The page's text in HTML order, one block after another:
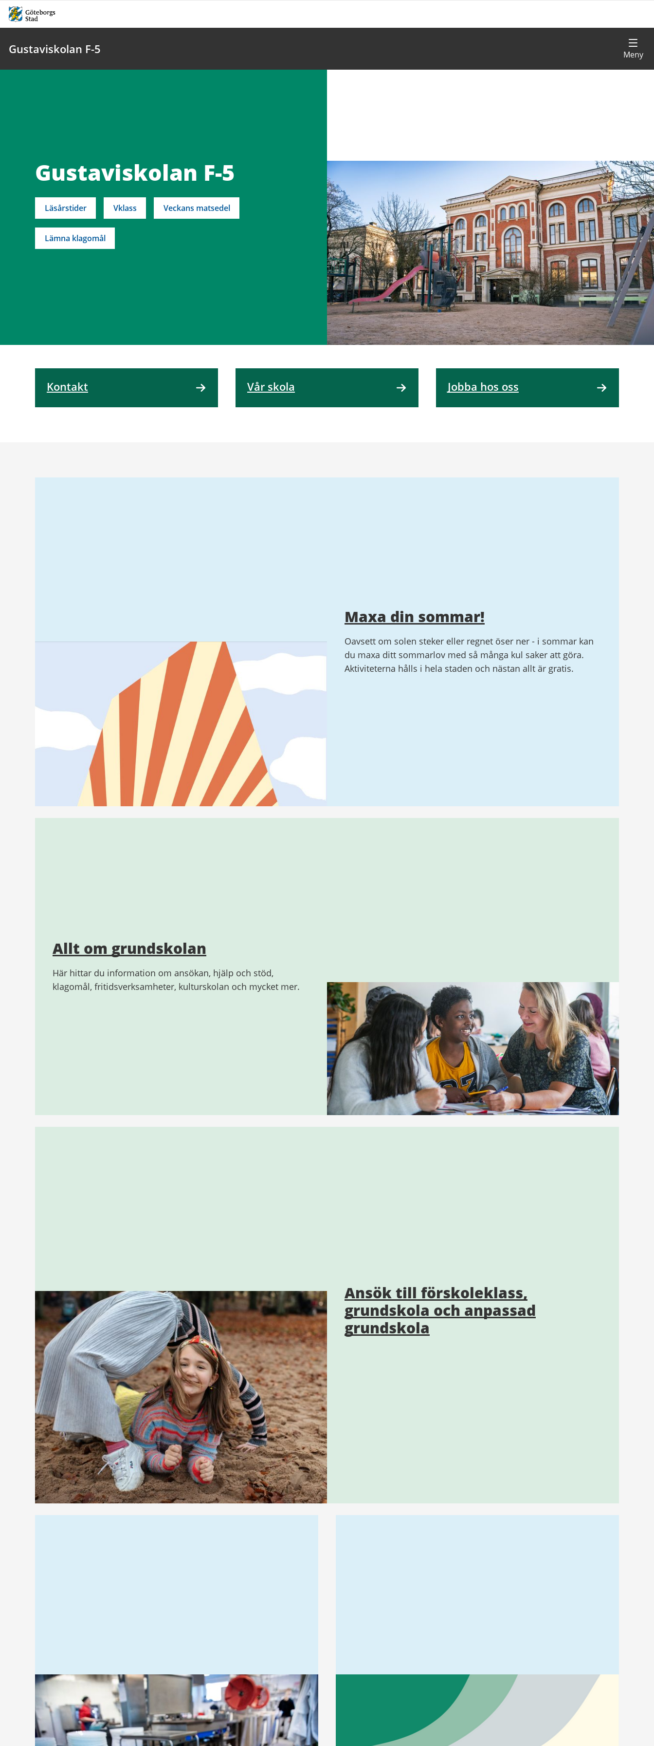
Gustaviskolan F-5
Gustaviskolan F-5
Läsårstider Vklass Veckans matsedel
Lämna klagomål
Kontakt Vår skola Jobba hos oss
Maxa din sommar!
Oavsett om solen steker eller regnet öser ner - i sommar kan
du maxa ditt sommarlov med så många kul saker att göra.
Aktiviteterna hålls i hela staden och nästan allt är gratis.
Allt om grundskolan
Här hittar du information om ansökan, hjälp och stöd,
klagomål, fritidsverksamheter, kulturskolan och mycket mer.
Ansök till förskoleklass,
grundskola och anpassad
grundskola